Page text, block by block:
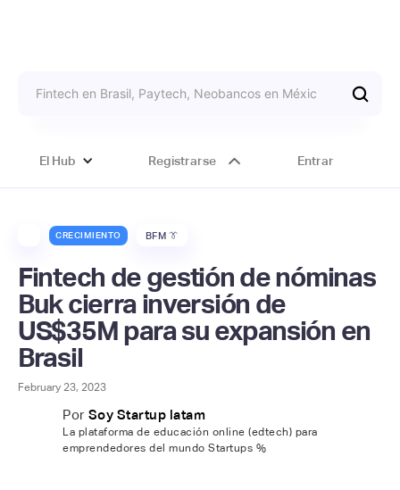
El Hub Registrarse Entrar
CRECIMIENTO BFM 👔
Fintech de gestión de nóminas
Buk cierra inversión de
US$35M para su expansión en
Brasil
February 23, 2023
Por Soy Startup latam
La plataforma de educación online (edtech) para
emprendedores del mundo Startups %